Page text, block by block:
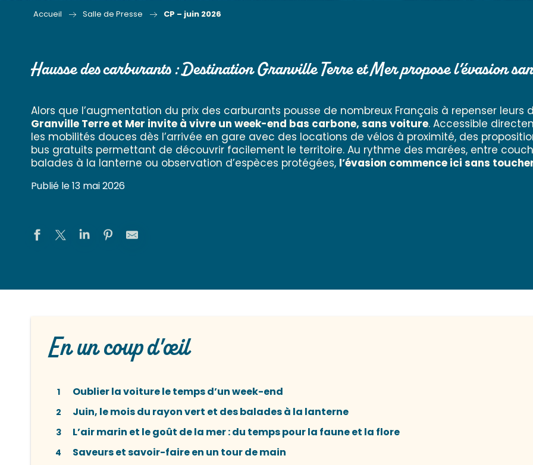
Accueil Salle de Presse CP – juin 2026
Hausse des carburants : Destination Granville Terre et Mer propose l’évasion
Alors que l’augmentation du prix des carburants pousse de nombreux Français à repenser leurs
Granville Terre et Mer invite à vivre un week-end bas carbone, sans voiture. Accessible
les mobilités douces dès l’arrivée en gare avec des locations de vélos à proximité, des
bus gratuits permettant de découvrir facilement le territoire. Au rythme des marées, entre
balades à la lanterne ou observation d’espèces protégées, l’évasion commence ici sans
Publié le 13 mai 2026
En un coup d'œil
1 Oublier la voiture le temps d’un week-end
2 Juin, le mois du rayon vert et des balades à la lanterne
3 L’air marin et le goût de la mer : du temps pour la faune et la flore
4 Saveurs et savoir-faire en un tour de main